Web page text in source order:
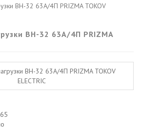
ВН-32 63А/4П PRIZMA TOKOV
ВН-32 63А/4П PRIZMA